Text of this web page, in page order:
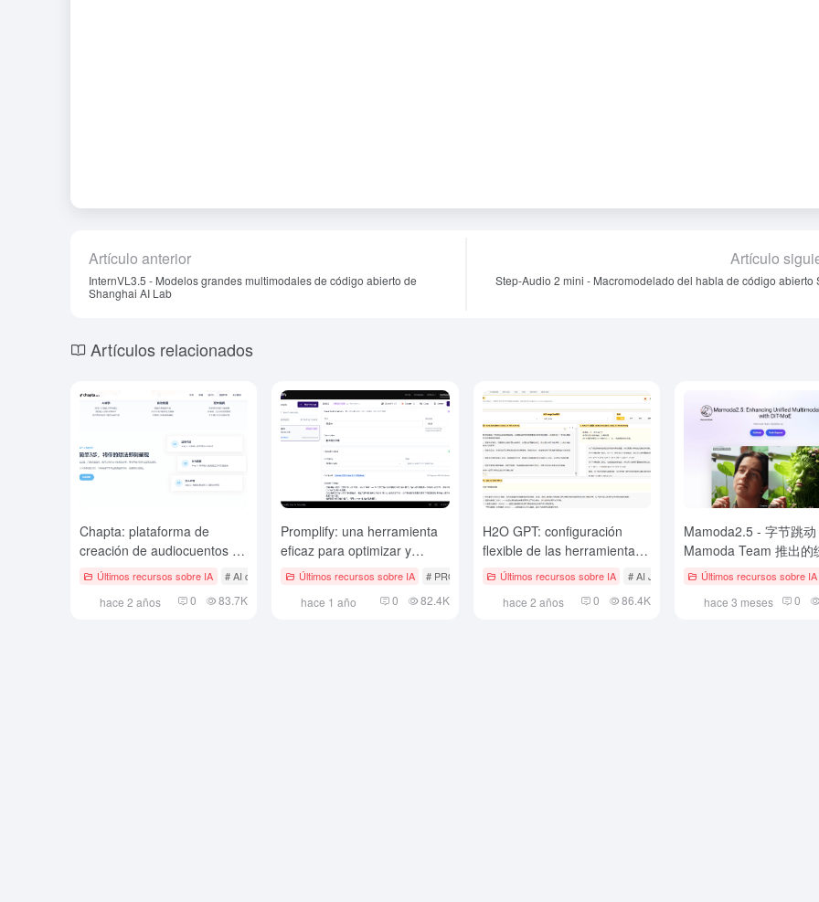
Artículo anterior
InternVL3.5 - Modelos grandes multimodales de código abierto de
Shanghai AI Lab
Artículo
Step-Audio 2 mini - Macromodelado del habla de código abierto
Artículos relacionados
Chapta: plataforma de
creación de audiocuentos y
libros ilustrados basada en
coherencia de personajes de
Últimos recursos sobre IA # AI de texto a vídeo
hace 2 años 0 83.7K
Promplify: una herramienta
eficaz para optimizar y
gestionar las palabras clave
Últimos recursos sobre IA # PROMPTS Ayudas
hace 1 año 0 82.4K
H2O GPT: configuración
flexible de las herramientas
nativas de diálogo y
de IA
Últimos recursos sobre IA # AI Java Proyecto de código abierto #
hace 2 años 0 86.4K
Mamoda2.5 - 字节跳动
Mamoda Team 推出的
模态生成模型
Últimos recursos sobre IA
hace 3 meses 0